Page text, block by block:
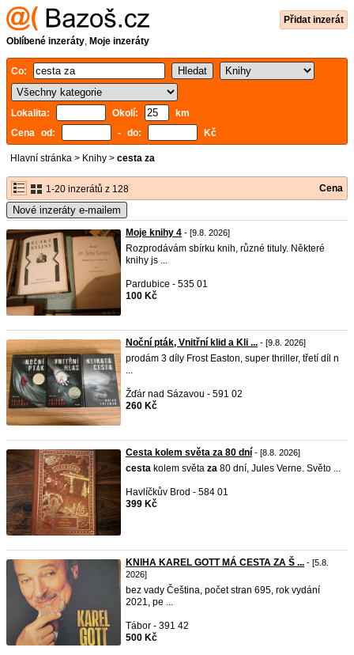
Přidat inzerát
Oblíbené inzeráty, Moje inzeráty
Co:
Lokalita: Okolí:
km
Cena od:
- do: Kč
Hlavní stránka > Knihy > cesta za
1-20 inzerátů z 128 Cena
Nové inzeráty e-mailem
Moje knihy 4 - [9.8. 2026]
Rozprodávám sbírku knih, různé tituly. Některé
knihy js ...
Pardubice - 535 01
100 Kč
Noční pták, Vnitřní klid a Kli ... - [9.8. 2026]
prodám 3 díly Frost Easton, super thriller, třetí díl n
...
Žďár nad Sázavou - 591 02
260 Kč
Cesta kolem světa za 80 dní - [8.8. 2026]
cesta kolem světa za 80 dní, Jules Verne. Světo ...
Havlíčkův Brod - 584 01
399 Kč
KNIHA KAREL GOTT MÁ CESTA ZA Š ... - [5.8.
2026]
bez vady Čeština, počet stran 695, rok vydání
2021, pe ...
Tábor - 391 42
500 Kč